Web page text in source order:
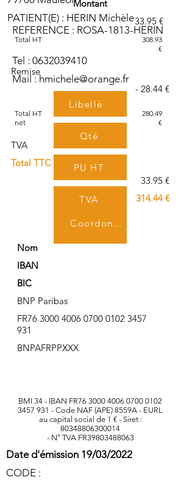
PATIENT(E) : HERIN Michèle
REFERENCE : ROSA-1813-HERIN
Tel : 0632039410
Mail : hmichele@orange.fr
Libellé
Qté
PU HT
TVA
Montant
33.95 €
Total HT
308.93
€
Remise
- 28.44 €
Total HT
net
280.49
€
TVA
Total TTC
33.95 €
314.44 €
Coordonnées bancaires
Nom
IBAN
BIC
BNP Paribas
FR76 3000 4006 0700 0102 3457
931
BNPAFRPPXXX
BMI 34 - IBAN FR76 3000 4006 0700 0102
3457 931 - Code NAF (APE) 8559A - EURL
au capital social de 1 € - Siret :
80348806300014
- N° TVA FR39803488063
Date d'émission 19/03/2022
CODE :